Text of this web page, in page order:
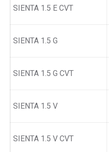
SIENTA 1.5 E CVT
SIENTA 1.5 G
SIENTA 1.5 G CVT
SIENTA 1.5 V
SIENTA 1.5 V CVT